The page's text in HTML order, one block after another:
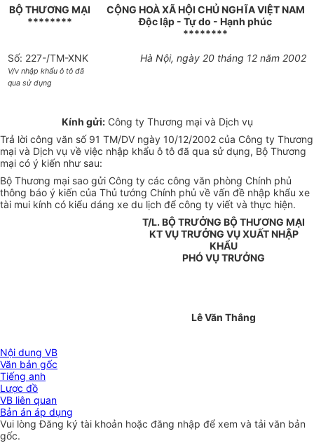
BỘ THƯƠNG MẠI
********
CỘNG HOÀ XÃ HỘI CHỦ NGHĨA VIỆT NAM
Độc lập - Tự do - Hạnh phúc
********
Số: 227-/TM-XNK
V/v nhập khẩu ô tô đã
qua sử dụng
Hà Nội, ngày 20 tháng 12 năm 2002
Kính gửi:Công ty Thương mại và Dịch vụ
Trả lời công văn số 91 TM/DV ngày 10/12/2002 của Công ty Thương
mại và Dịch vụ về việc nhập khẩu ô tô đã qua sử dụng, Bộ Thương
mại có ý kiến như sau:
Bộ Thương mại sao gửi Công ty các công văn phòng Chính phủ
thông báo ý kiến của Thủ tướng Chính phủ về vấn đề nhập khẩu xe
tài mui kính có kiểu dáng xe du lịch để công ty viết và thực hiện.
T/L. BỘ TRƯỞNG BỘ THƯƠNG MẠI
KT VỤ TRƯỞNG VỤ XUẤT NHẬP
KHẨU
PHÓ VỤ TRƯỞNG
Lê Văn Thắng
Nội dung VB
Văn bản gốc
Tiếng anh
Lược đồ
VB liên quan
Bản án áp dụng
Vui lòngĐăng ký tài khoản hoặc đăng nhập để xem và tải văn bản
gốc.